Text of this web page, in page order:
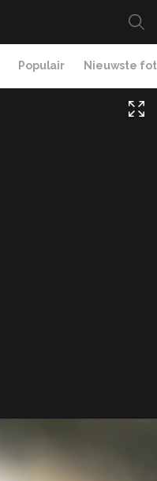
Populair Nieuwste